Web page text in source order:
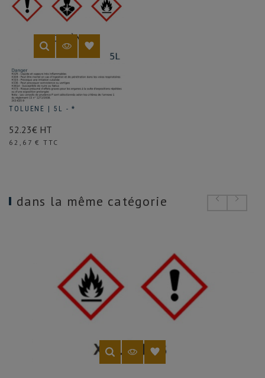
TOLUENE | 5L - *
52.23€ HT
Prix
62,67 € TTC
dans la même catégorie